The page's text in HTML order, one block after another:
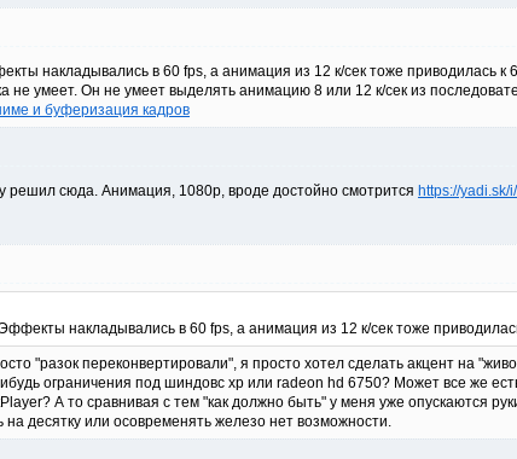
накладывались в 60 fps, а анимация из 12 к/сек тоже приводилась к
не умеет. Он не умеет выделять анимацию 8 или 12 к/сек из
и буферизация кадров
решил сюда. Анимация, 1080р, вроде достойно смотрится https://yadi.sk/
накладывались в 60 fps, а анимация из 12 к/сек тоже
"разок переконвертировали", я просто хотел сделать акцент на
ограничения под шиндовс хр или radeon hd 6750? Может все же
А то сравнивая с тем "как должно быть" у меня уже опускаются
десятку или осовременять железо нет возможности.